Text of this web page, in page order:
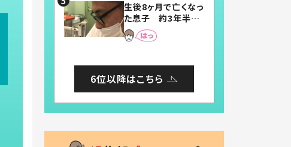
まらない」「幸せにな
れる」
生後8ヶ月で亡くなっ
た息子 約3年半
後、当時の妻の日記
に書いてあった本音
6位以降はこちら